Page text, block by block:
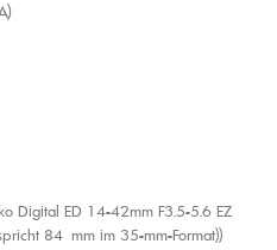
Digital ED 14-42mm F3.5-5.6 EZ
84 mm im 35-mm-Format))